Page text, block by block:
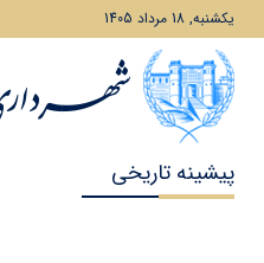
يکشنبه, 18 مرداد 1405
پیشینه تاریخی